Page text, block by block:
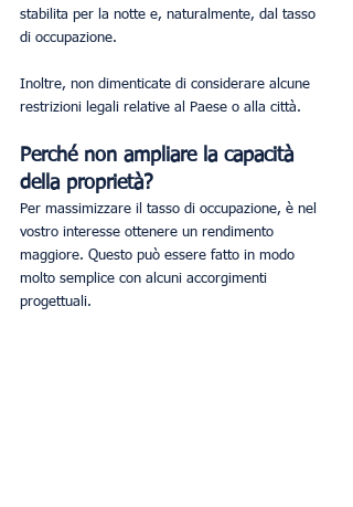
stabilita per la notte e, naturalmente, dal tasso
di occupazione.
Inoltre, non dimenticate di considerare alcune
restrizioni legali relative al Paese o alla città.
Perché non ampliare la capacità
della proprietà?
Per massimizzare il tasso di occupazione, è nel
vostro interesse ottenere un rendimento
maggiore. Questo può essere fatto in modo
molto semplice con alcuni accorgimenti
progettuali.